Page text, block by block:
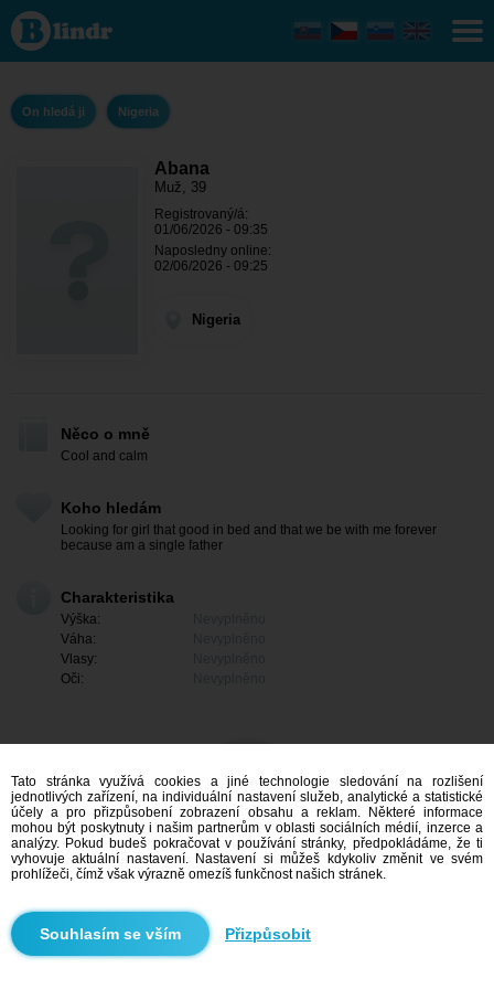
Abana
- On
hledá
ji
On hledá ji Nigeria
Abana
Muž, 39
Registrovaný/á:
01/06/2026 - 09:35
Naposledny online:
02/06/2026 - 09:25
Nigeria
Něco o mně
Cool and calm
Koho hledám
Looking for girl that good in bed and that we be with me forever
because am a single father
Charakteristika
Výška:
Váha:
Vlasy:
Oči:
Vyhledávání
Tato stránka využívá cookies a jiné technologie sledování na rozlišení
jednotlivých zařízení, na individuální nastavení služeb, analytické a statistické
účely a pro přizpůsobení zobrazení obsahu a reklam. Některé informace
mohou být poskytnuty i našim partnerům v oblasti sociálních médií, inzerce a
analýzy. Pokud budeš pokračovat v používání stránky, předpokládáme, že ti
vyhovuje aktuální nastavení. Nastavení si můžeš kdykoliv změnit ve svém
prohlížeči, čímž však výrazně omezíš funkčnost našich stránek.
Přizpůsobit